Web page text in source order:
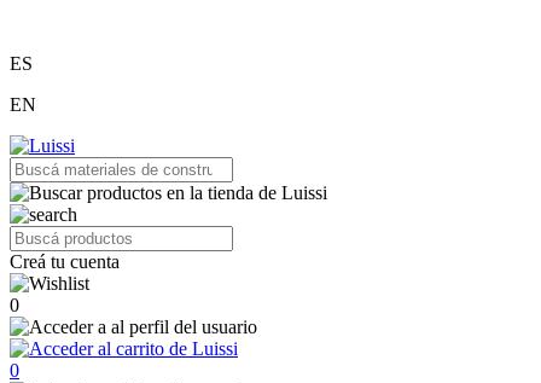
ES
EN
Creá tu cuenta
0
0